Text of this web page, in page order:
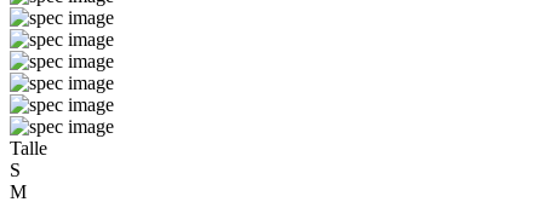
Talle
S
M